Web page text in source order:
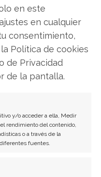
en este
en cualquier
consentimiento,
Política de cookies
de Privacidad
de la pantalla.
y/o acceder a ella, Medir
rendimiento del contenido,
o a través de la
fuentes.